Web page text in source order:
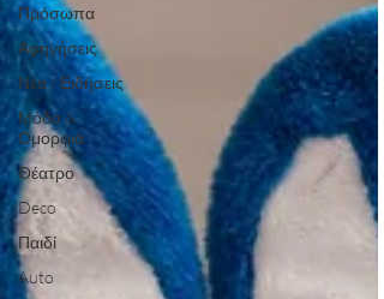
Πρόσωπα
Αφηγήσεις
Νέα / Ειδήσεις
Μόδα &
Ομορφιά
Θέατρο
Deco
Παιδί
Auto